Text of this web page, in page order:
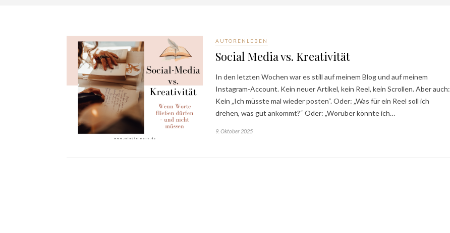
AUTORENLEBEN
Social Media vs. Kreativität
In den letzten Wochen war es still auf meinem Blog und auf meinem
Instagram-Account. Kein neuer Artikel, kein Reel, kein Scrollen. Aber auch:
Kein „Ich müsste mal wieder posten“. Oder: „Was für ein Reel soll ich
drehen, was gut ankommt?“ Oder: „Worüber könnte ich…
9. Oktober 2025